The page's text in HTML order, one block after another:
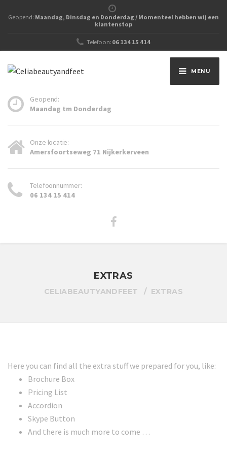
Geopend: Maandag, Dinsdag en Donderdag / Momenteel hebben wij een
klantenstop
Telefoon: 06 134 15 414
MENU
Geopend:
Maandag tm Donderdag
Onze locatie:
Amersfoortseweg 71 Nijkerkerveen
Telefoonnummer:
06 134 15 414
EXTRAS
CELIABEAUTYANDFEET EXTRAS
Here you can find all the extra stuff we prepared for you, like:
Brochure Box
Pricing List
Accordion
Skype Button
And there is much more to come …